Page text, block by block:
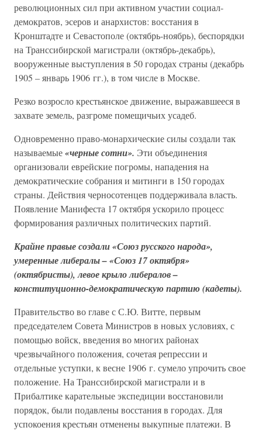
революционных сил при активном участии социал-
демократов, эсеров и анархистов: восстания в
Кронштадте и Севастополе (октябрь-ноябрь), беспорядки
на Транссибирской магистрали (октябрь-декабрь),
вооруженные выступления в 50 городах страны (декабрь
1905 – январь 1906 гг.), в том числе в Москве.
Резко возросло крестьянское движение, выражавшееся в
захвате земель, разгроме помещичьих усадеб.
Одновременно право-монархические силы создали так
называемые«черные сотни». Эти объединения
организовали еврейские погромы, нападения на
демократические собрания и митинги в 150 городах
страны. Действия черносотенцев поддерживала власть.
Появление Манифеста 17 октября ускорило процесс
формирования различных политических партий.
Крайне правые создали «Союз русского народа»,
умеренные либералы – «Союз 17 октября»
(октябристы), левое крыло либералов –
конституционно-демократическую партию (кадеты).
Правительство во главе с С.Ю. Витте, первым
председателем Совета Министров в новых условиях, с
помощью войск, введения во многих районах
чрезвычайного положения, сочетая репрессии и
отдельные уступки, к весне 1906 г. сумело упрочить свое
положение. На Транссибирской магистрали и в
Прибалтике карательные экспедиции восстановили
порядок, были подавлены восстания в городах. Для
успокоения крестьян отменены выкупные платежи. В